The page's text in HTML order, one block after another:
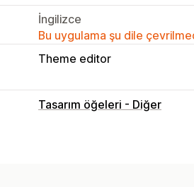
İngilizce
Bu uygulama şu dile
Theme editor
Tasarım öğeleri - Diğer